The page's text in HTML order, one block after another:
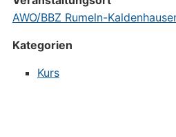
AWO/BBZ Rumeln-
Kategorien
Kurs